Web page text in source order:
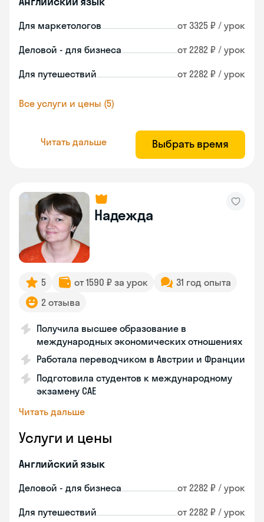
Для маркетологов от 3325 ₽ / урок
Деловой - для бизнеса от 2282 ₽ / урок
Для путешествий от 2282 ₽ / урок
Все услуги и цены (5)
Читать дальше Выбрать время
Надежда
5 от 1590 ₽ за урок
31 год опыта
2 отзыва
Получила высшее образование в
международных экономических отношениях
Работала переводчиком в Австрии и Франции
Подготовила студентов к международному
экзамену CAE
Читать дальше
Услуги и цены
Английский язык
Деловой - для бизнеса от 2282 ₽ / урок
Для путешествий от 2282 ₽ / урок